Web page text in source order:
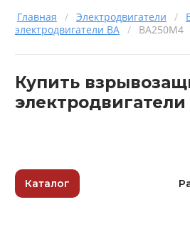
Главная / Электродвигатели /
электродвигатели ВА / ВА250M4
Купить
Каталог